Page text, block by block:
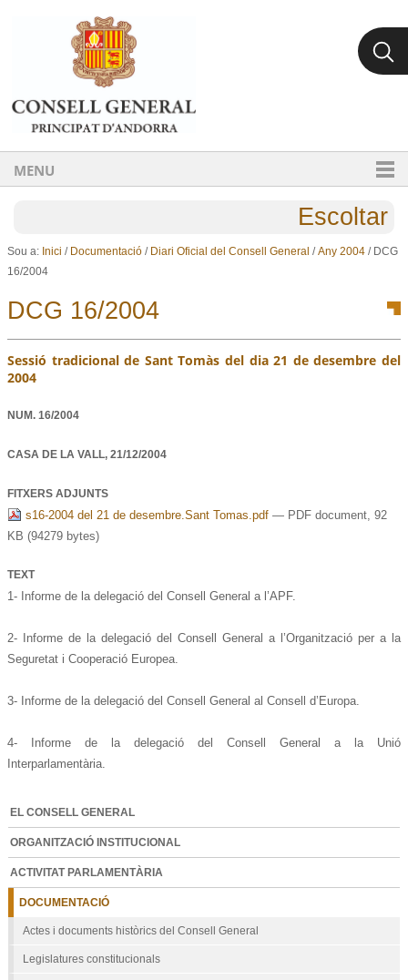
Ves al contingut.
Salta a la navegació
MENU
Escoltar
Sou a: Inici / Documentació / Diari Oficial del Consell General /Any 2004 / DCG
16/2004
DCG 16/2004
Sessió tradicional de Sant Tomàs del dia 21 de desembre del
2004
NUM.16/2004
CASA DE LA VALL,21/12/2004
FITXERS ADJUNTS
s16-2004 del 21 de desembre.Sant Tomas.pdf— PDF document, 92
KB (94279 bytes)
TEXT
1- Informe de la delegació del Consell General a l’APF.
2- Informe de la delegació del Consell General a l’Organització per a la
Seguretat i Cooperació Europea.
3- Informe de la delegació del Consell General al Consell d’Europa.
4- Informe de la delegació del Consell General a la Unió
Interparlamentària.
EL CONSELL GENERAL
ORGANITZACIÓ INSTITUCIONAL
ACTIVITAT PARLAMENTÀRIA
DOCUMENTACIÓ
Actes i documents històrics del Consell General
Legislatures constitucionals